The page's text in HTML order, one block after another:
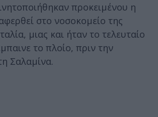
προκειμένου η
στο νοσοκομείο της
μιας και ήταν το τελευταίο
το πλοίο, πριν την
Σαλαμίνα.